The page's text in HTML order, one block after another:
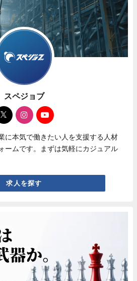
スペジョブ
に本気で働きたい人を支援する人材
ームです。まずは気軽にカジュアル
求人を探す